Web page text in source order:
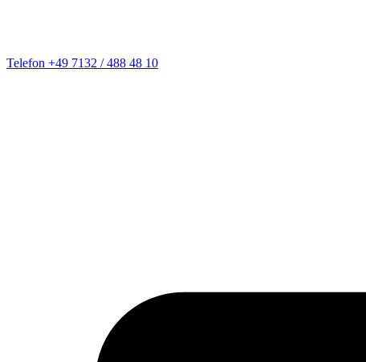
Telefon +49 7132 / 488 48 10